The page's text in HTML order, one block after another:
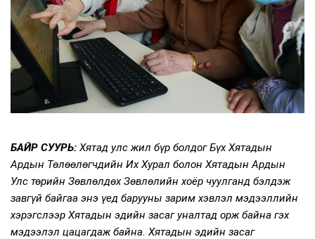
БАЙР СУУРЬ: Хятад улс жил бүр болдог Бүх Хятадын
Ардын Төлөөлөгчдийн Их Хурал болон Хятадын Ардын
Улс төрийн Зөвлөлдөх Зөвлөлийн хоёр чуулганд бэлдэж
завгүй байгаа энэ үед барууны зарим хэвлэл мэдээллийн
хэрэгслээр Хятадын эдийн засаг уналтад орж байна гэх
мэдээлэл цацагдаж байна. Хятадын эдийн засаг